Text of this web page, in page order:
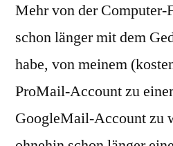
Mehr von der Computer-
schon länger mit dem
habe, von meinem
ProMail-Account zu
GoogleMail-Account zu